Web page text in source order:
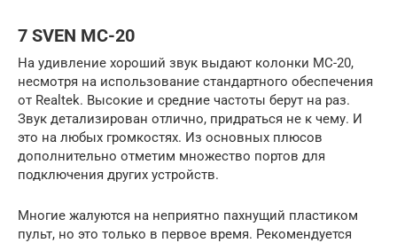
7 SVEN MC-20
На удивление хороший звук выдают колонки МС-20,
несмотря на использование стандартного обеспечения
от Realtek. Высокие и средние частоты берут на раз.
Звук детализирован отлично, придраться не к чему. И
это на любых громкостях. Из основных плюсов
дополнительно отметим множество портов для
подключения других устройств.
Многие жалуются на неприятно пахнущий пластиком
пульт, но это только в первое время. Рекомендуется